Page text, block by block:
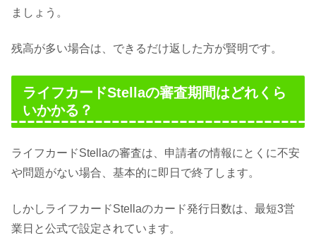
ましょう。
残高が多い場合は、できるだけ返した方が賢明です。
ライフカードStellaの審査期間はどれくら
いかかる？
ライフカードStellaの審査は、申請者の情報にとくに不安
や問題がない場合、基本的に即日で終了します。
しかしライフカードStellaのカード発行日数は、最短3営
業日と公式で設定されています。